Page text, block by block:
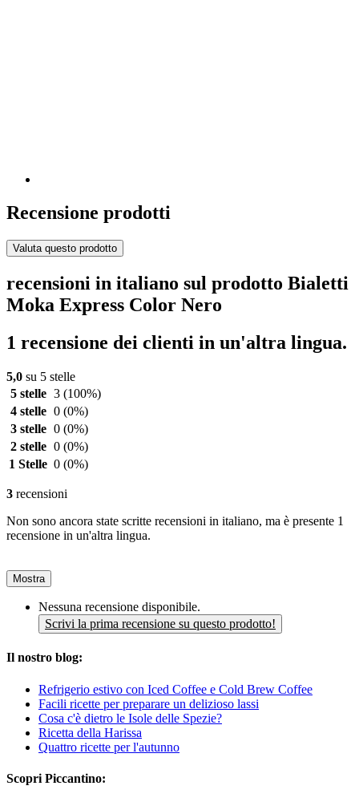
Recensione prodotti
Valuta questo prodotto
recensioni in italiano sul prodotto Bialetti
Moka Express Color Nero
1 recensione dei clienti in un'altra lingua.
5,0 su 5 stelle
5 stelle 3 (100%)
4 stelle 0 (0%)
3 stelle 0 (0%)
2 stelle 0 (0%)
1 Stelle 0 (0%)
3 recensioni
Non sono ancora state scritte recensioni in italiano, ma è presente 1
recensione in un'altra lingua.
Mostra
Nessuna recensione disponibile.
Scrivi la prima recensione su questo prodotto!
Il nostro blog:
Refrigerio estivo con Iced Coffee e Cold Brew Coffee
Facili ricette per preparare un delizioso lassi
Cosa c'è dietro le Isole delle Spezie?
Ricetta della Harissa
Quattro ricette per l'autunno
Scopri Piccantino: